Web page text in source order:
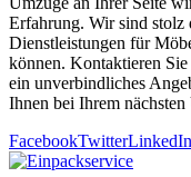
Erfahrung. Wir sind stolz
Dienstleistungen für
können. Kontaktieren
ein unverbindliches
Ihnen bei Ihrem
FacebookTwitterLinkedIn